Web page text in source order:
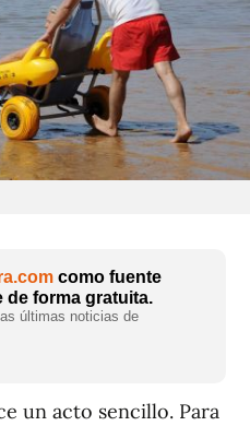
como fuente
de forma gratuita.
últimas noticias de
un acto sencillo. Para